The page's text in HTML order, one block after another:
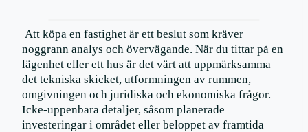
Att köpa en fastighet är ett beslut som kräver
noggrann analys och övervägande. När du tittar på en
lägenhet eller ett hus är det värt att uppmärksamma
det tekniska skicket, utformningen av rummen,
omgivningen och juridiska och ekonomiska frågor.
Icke-uppenbara detaljer, såsom planerade
investeringar i området eller beloppet av framtida